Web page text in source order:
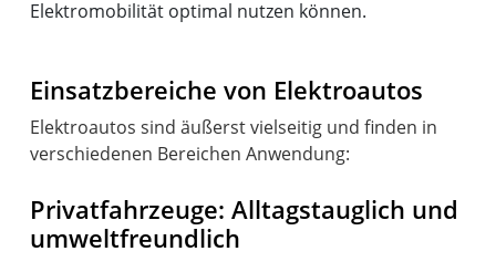
Elektromobilität optimal nutzen können.
Einsatzbereiche von Elektroautos
Elektroautos sind äußerst vielseitig und finden in
verschiedenen Bereichen Anwendung:
Privatfahrzeuge: Alltagstauglich und
umweltfreundlich